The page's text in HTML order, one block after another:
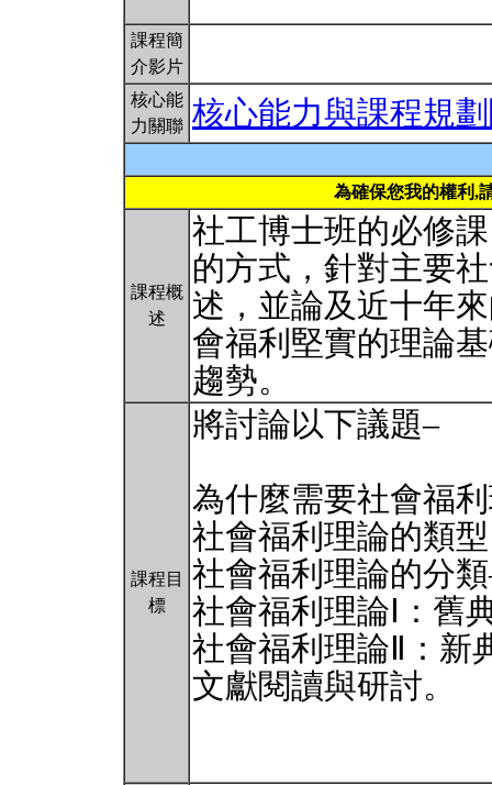
課程簡
介影片
核心能
力關聯 核心能力與課程規
為確保您我的權利,
課程概
述
社工博士班的必修
的方式，針對主要
述，並論及近十年
會福利堅實的理論
趨勢。
課程目
標
將討論以下議題–
為什麼需要社會福
社會福利理論的類
社會福利理論的分
社會福利理論Ⅰ：舊
社會福利理論Ⅱ：新
文獻閱讀與研討。